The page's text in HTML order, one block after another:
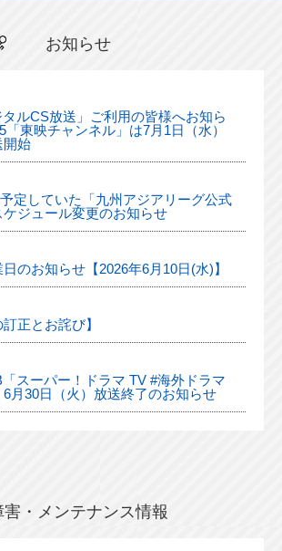
お知らせ
タルCS放送」ご利用の皆様へお知ら
「東映チャンネル」は7月1日（水）
開始
定していた「九州アジアリーグ公式
ジュール変更のお知らせ
日のお知らせ【2026年6月10日(水)】
訂正とお詫び】
「スーパー！ドラマ TV #海外ドラマ
月30日（火）放送終了のお知らせ
害・メンテナンス情報